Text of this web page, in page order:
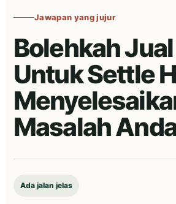
Jawapan yang jujur
Bolehkah
Untuk Settle
Masalah
Ada jalan jelas